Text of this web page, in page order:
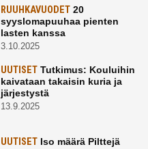
RUUHKAVUODET20
syyslomapuuhaa pienten
lasten kanssa
3.10.2025
UUTISETTutkimus: Kouluihin
kaivataan takaisin kuria ja
järjestystä
13.9.2025
UUTISETIso määrä Pilttejä